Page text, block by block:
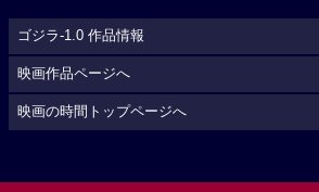
ゴジラ‐1.0 作品情報
映画作品ページへ
映画の時間トップページへ